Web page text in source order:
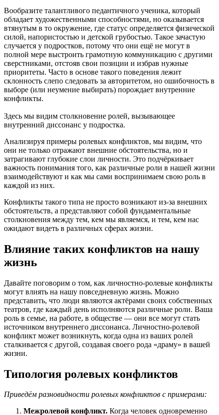
Вообразите талантливого педантичного ученика, который
обладает художественными способностями, но оказывается
втянутым в то окружение, где статус определяется физической
силой, напористостью и детской грубостью. Такое зачастую
случается у подростков, потому что они ещё не могут в
полной мере выстроить грамотную коммуникацию с другими
сверстниками, отстояв свои позиции и избрав нужные
приоритеты. Часто в основе такого поведения лежит
склонность слепо следовать за авторитетом, но ошибочность в
выборе (или неумение выбирать) порождает внутренние
конфликты.
Здесь мы видим столкновение ролей, вызывающее
внутренний диссонанс у подростка.
Анализируя примеры ролевых конфликтов, мы видим, что
они не только отражают внешние обстоятельства, но и
затрагивают глубокие слои личности. Это подчёркивает
важность понимания того, как различные роли в нашей жизни
взаимодействуют и как мы сами воспринимаем свою роль в
каждой из них.
Конфликты такого типа не просто возникают из-за внешних
обстоятельств, а представляют собой фундаментальные
столкновения между тем, кем мы являемся, и тем, кем нас
ожидают видеть в различных сферах жизни.
Влияние таких конфликтов на нашу
жизнь
Давайте поговорим о том, как личностно-ролевые конфликты
могут влиять на нашу повседневную жизнь. Можно
представить, что люди являются актёрами своих собственных
театров, где каждый день исполняются различные роли. Ваша
роль в семье, на работе, в обществе — они все могут стать
источником внутреннего диссонанса. Личностно-ролевой
конфликт может возникнуть, когда одна из ваших ролей
сталкивается с другой, создавая своего рода «драму» в вашей
жизни.
Типология ролевых конфликтов
Приведём разновидности ролевых конфликтов с примерами:
Межролевой конфликт. Когда человек одновременно